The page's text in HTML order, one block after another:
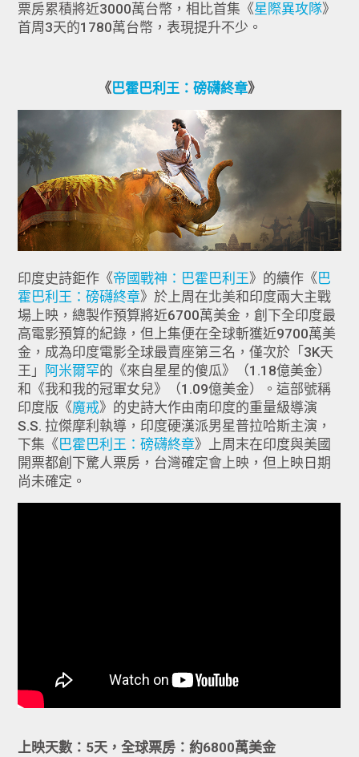
票房累積將近3000萬台幣，相比首集《星際異攻隊》
首周3天的1780萬台幣，表現提升不少。
《巴霍巴利王：磅礴終章》
印度史詩鉅作《帝國戰神：巴霍巴利王》的續作《 巴
霍巴利王：磅礴終章》於上周在北美和印度兩大主戰
場上映，總製作預算將近6700萬美金，創下全印度最
高電影預算的紀錄，但上集便在全球斬獲近9700萬美
金，成為印度電影全球最賣座第三名，僅次於「3K天
王」 阿米爾罕的《來自星星的傻瓜》（1.18億美金）
和《我和我的冠軍女兒》（1.09億美金）。這部號稱
印度版《魔戒》的史詩大作由南印度的重量級導演
S.S. 拉傑摩利執導，印度硬漢派男星普拉哈斯主演，
下集《 巴霍巴利王：磅礴終章​​​​​​​》上周末在印度與美國
開票都創下驚人票房，台灣確定會上映，但上映日期
尚未確定。
上映天數：5天，全球票房：約6800萬美金